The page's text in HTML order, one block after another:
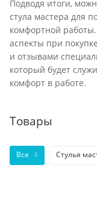
Подводя итоги,
стула мастера для
комфортной
аспекты при
и отзывами
который будет
комфорт в работе.
Товары
Все 4 Стулья